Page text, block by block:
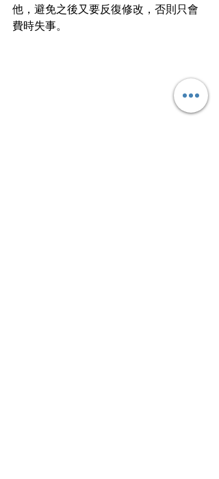
他，避免之後又要反復修改，否則只會
費時失事。